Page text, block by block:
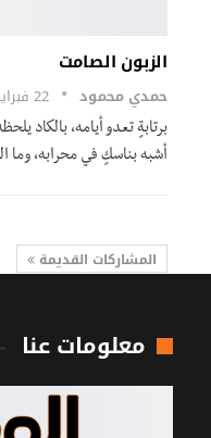
الزبون الصامت
حمدي محمود 22 فبراير 2018
برتابةٍ تعدو أيامه، بالكاد
أشبه بناسكٍ في محرابه، وما
المشاركات القديمة
معلومات عنا